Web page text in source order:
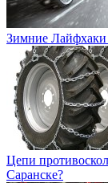
Зимние Лайфхаки
Цепи
Саранске?